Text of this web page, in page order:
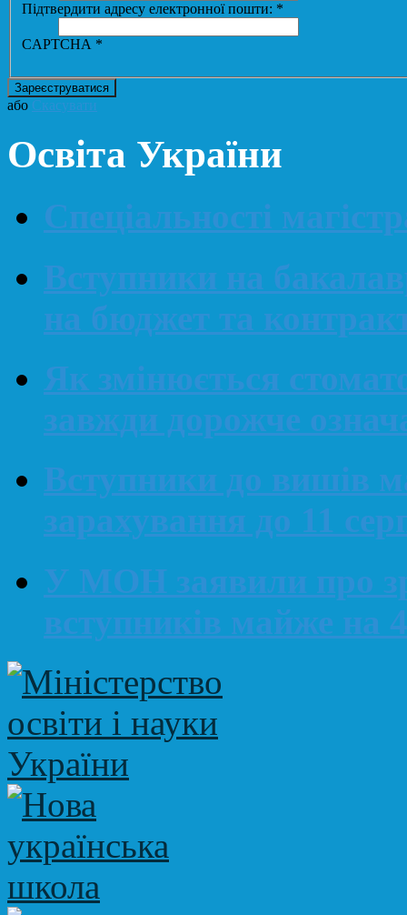
Підтвердити адресу електронної пошти: *
CAPTCHA *
Зареєструватися
або Скасувати
Освіта України
Спеціальності
Вступники на
на бюджет та
Як змінюється
завжди дорожче
Вступники до вишів
зарахування до 11
У МОН заявили про
вступників майже на